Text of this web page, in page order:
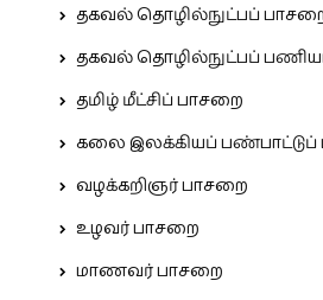
தகவல் தொழில்நுட்பப்
தகவல் தொழில்நுட்பப்
தமிழ் மீட்சிப் பாசறை
கலை இலக்கியப் பண்பாட்டுப்
வழக்கறிஞர் பாசறை
உழவர் பாசறை
மாணவர் பாசறை